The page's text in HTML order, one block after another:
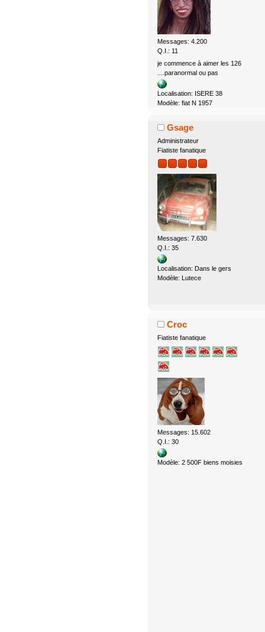
Messages: 4.200
Q.I.: 11
je commence à aimer les 126
....paranormal ou pas
Localisation: ISERE 38
Modèle: fiat N 1957
Gsage
Administrateur
Fiatiste fanatique
Messages: 7.630
Q.I.: 35
Localisation: Dans le gers
Modèle: Lutece
Croc
Fiatiste fanatique
Messages: 15.602
Q.I.: 30
Modèle: 2 500F biens moisies